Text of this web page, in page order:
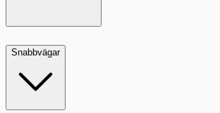
Snabbvägar